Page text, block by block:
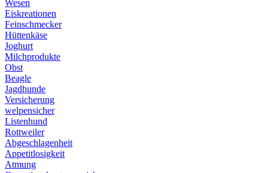
Wesen
Eiskreationen
Feinschmecker
Hüttenkäse
Joghurt
Milchprodukte
Obst
Beagle
Jagdhunde
Versicherung
welpensicher
Listenhund
Rottweiler
Abgeschlagenheit
Appetitlosigkeit
Atmung